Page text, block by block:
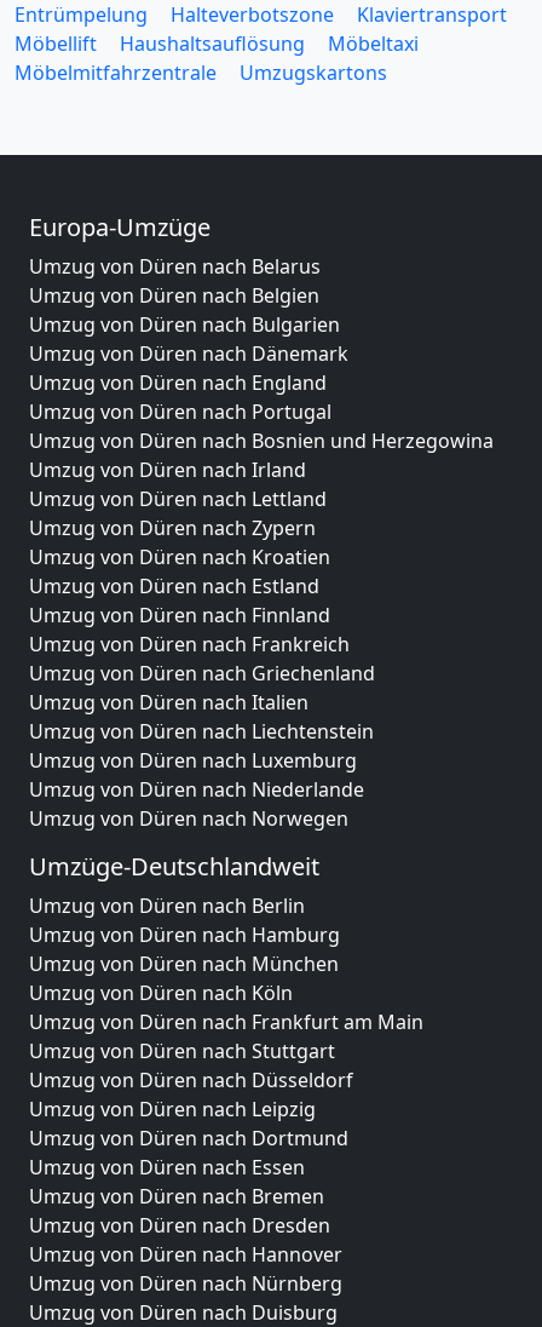
Entrümpelung
Halteverbotszone
Klaviertransport
Möbellift
Haushaltsauflösung
Möbeltaxi
Möbelmitfahrzentrale
Umzugskartons
Europa-Umzüge
Umzug von Düren nach Belarus
Umzug von Düren nach Belgien
Umzug von Düren nach Bulgarien
Umzug von Düren nach Dänemark
Umzug von Düren nach England
Umzug von Düren nach Portugal
Umzug von Düren nach Bosnien und Herzegowina
Umzug von Düren nach Irland
Umzug von Düren nach Lettland
Umzug von Düren nach Zypern
Umzug von Düren nach Kroatien
Umzug von Düren nach Estland
Umzug von Düren nach Finnland
Umzug von Düren nach Frankreich
Umzug von Düren nach Griechenland
Umzug von Düren nach Italien
Umzug von Düren nach Liechtenstein
Umzug von Düren nach Luxemburg
Umzug von Düren nach Niederlande
Umzug von Düren nach Norwegen
Umzüge-Deutschlandweit
Umzug von Düren nach Berlin
Umzug von Düren nach Hamburg
Umzug von Düren nach München
Umzug von Düren nach Köln
Umzug von Düren nach Frankfurt am Main
Umzug von Düren nach Stuttgart
Umzug von Düren nach Düsseldorf
Umzug von Düren nach Leipzig
Umzug von Düren nach Dortmund
Umzug von Düren nach Essen
Umzug von Düren nach Bremen
Umzug von Düren nach Dresden
Umzug von Düren nach Hannover
Umzug von Düren nach Nürnberg
Umzug von Düren nach Duisburg